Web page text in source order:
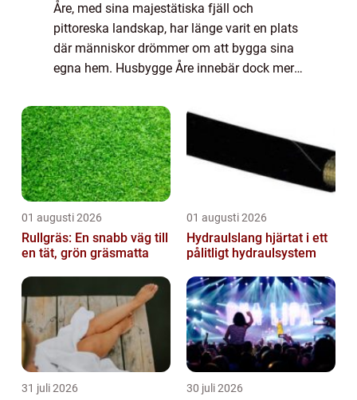
Åre, med sina majestätiska fjäll och
pittoreska landskap, har länge varit en plats
där människor drömmer om att bygga sina
egna hem. Husbygge Åre innebär dock mer
01 augusti 2026
Rullgräs: En snabb väg till
en tät, grön gräsmatta
01 augusti 2026
Hydraulslang hjärtat i ett
pålitligt hydraulsystem
31 juli 2026 30 juli 2026